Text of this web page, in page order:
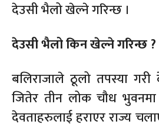
देउसी भैलो खेल्ने गरिन्छ ।
देउसी भैलो किन खेल्ने गरिन्छ ?
बलिराजाले ठूलो तपस्या गरी
जितेर तीन लोक चौध भुवनमा
देवताहरुलाई हराएर राज्य